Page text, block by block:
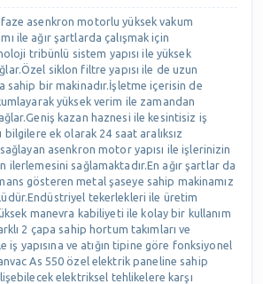
asenkron motorlu yüksek vakum
ile ağır şartlarda çalışmak için
tribünlü sistem yapısı ile yüksek
siklon filtre yapısı ile de uzun
sahip bir makinadır.İşletme içerisin de
yüksek verim ile zamandan
kazan haznesi ile kesintisiz iş
bilgilere ek olarak 24 saat aralıksız
asenkron motor yapısı ile işlerinizin
ilerlemesini sağlamaktadır.En ağır şartlar da
gösteren metal şaseye sahip makinamız
tekerlekleri ile üretim
manevra kabiliyeti ile kolay bir kullanım
2 çapa sahip hortum takımları ve
iş yapısına ve atığın tipine göre fonksiyonel
As 550 özel elektrik paneline sahip
elektriksel tehlikelere karşı